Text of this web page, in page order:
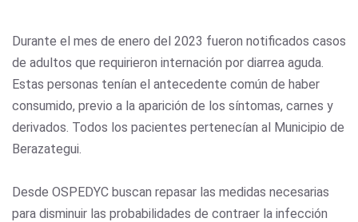
Durante el mes de enero del 2023 fueron notificados casos
de adultos que requirieron internación por diarrea aguda.
Estas personas tenían el antecedente común de haber
consumido, previo a la aparición de los síntomas, carnes y
derivados. Todos los pacientes pertenecían al Municipio de
Berazategui.
Desde OSPEDYC buscan repasar las medidas necesarias
para disminuir las probabilidades de contraer la infección